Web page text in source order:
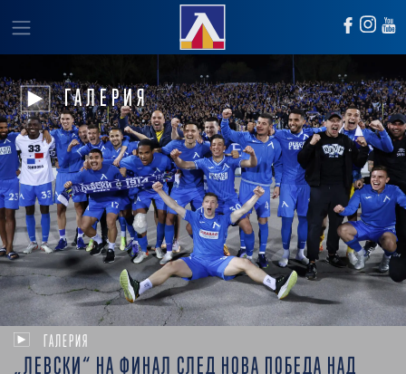
ГАЛЕРИЯ
ГАЛЕРИЯ
„ЛЕВСКИ“ НА ФИНАЛ СЛЕД НОВА ПОБЕДА НАД